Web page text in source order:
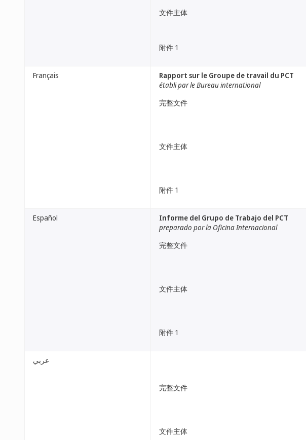
文件主体
附件 1
Français
Rapport sur le Groupe de travail du PCT
établi par le Bureau international
完整文件
文件主体
附件 1
Español
Informe del Grupo de Trabajo del PCT
preparado por la Oficina Internacional
完整文件
文件主体
附件 1
عربي
完整文件
文件主体